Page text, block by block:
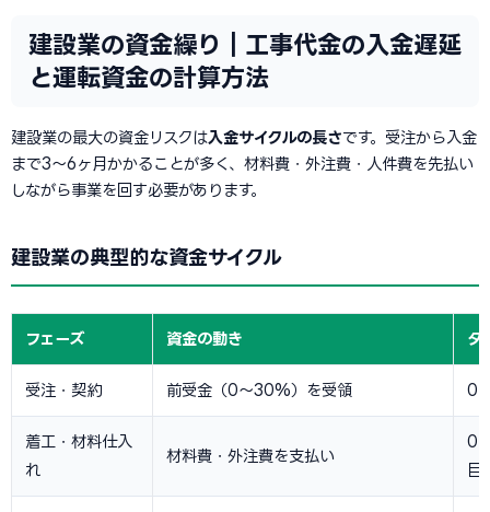
建設業の資金繰り｜工事代金の入金遅延
と運転資金の計算方法
建設業の最大の資金リスクは入金サイクルの長さです。受注から入金
まで3〜6ヶ月かかることが多く、材料費・外注費・人件費を先払い
しながら事業を回す必要があります。
建設業の典型的な資金サイクル
フェーズ 資金の動き タ
受注・契約 前受金（0〜30%）を受領 0
着工・材料仕入
れ
材料費・外注費を支払い
0
目